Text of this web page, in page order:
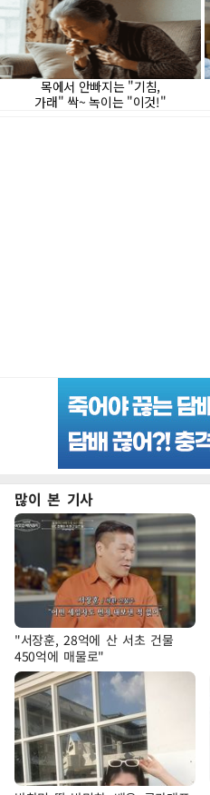
많이 본 기사
"서장훈, 28억에 산 서초 건물
450억에 매물로"